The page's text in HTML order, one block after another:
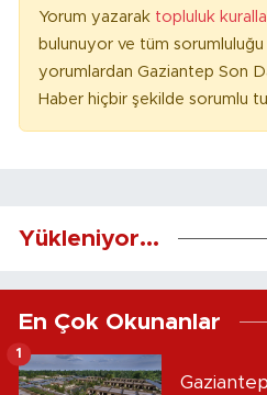
Yorum yazarak topluluk
bulunuyor ve tüm sorumluluğu
yorumlardan Gaziantep Son
Haber hiçbir şekilde sorumlu
Yükleniyor...
En Çok Okunanlar
1